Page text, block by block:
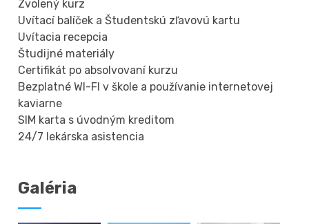
Zvolený kurz
Uvítací balíček a Študentskú zľavovú kartu
Uvítacia recepcia
Študijné materiály
Certifikát po absolvovaní kurzu
Bezplatné WI-FI v škole a používanie internetovej
kaviarne
SIM karta s úvodným kreditom
24/7 lekárska asistencia
Galéria